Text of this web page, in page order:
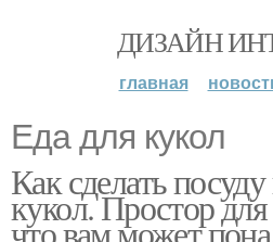
ДИЗАЙН
главная
Еда для кукол
Как сделать
кукол. Простор